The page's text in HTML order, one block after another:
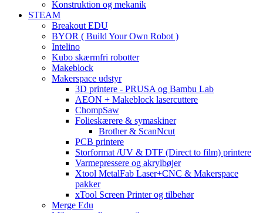
Konstruktion og mekanik
STEAM
Breakout EDU
BYOR ( Build Your Own Robot )
Intelino
Kubo skærmfri robotter
Makeblock
Makerspace udstyr
3D printere - PRUSA og Bambu Lab
AEON + Makeblock lasercuttere
ChompSaw
Folieskærere & symaskiner
Brother & ScanNcut
PCB printere
Storformat /UV & DTF (Direct to film) printere
Varmepressere og akrylbøjer
Xtool MetalFab Laser+CNC & Makerspace
pakker
xTool Screen Printer og tilbehør
Merge Edu